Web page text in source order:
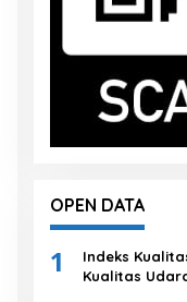
OPEN DATA
1
Indeks
Kualitas